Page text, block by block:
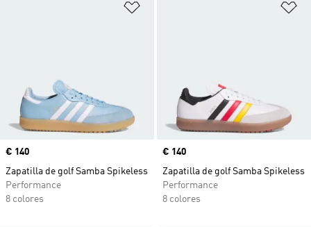
Precio
€ 140
Zapatilla de golf Samba Spikeless
Performance
8 colores
Precio
€ 140
Zapatilla de golf Samba Spikeless
Performance
8 colores